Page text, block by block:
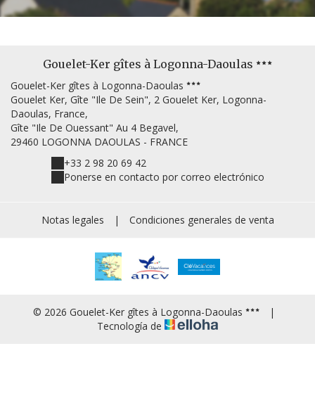
Gouelet-Ker gîtes à Logonna-Daoulas
Gouelet-Ker gîtes à Logonna-Daoulas
Gouelet Ker, Gîte "Ile De Sein", 2 Gouelet Ker, Logonna-
Daoulas, France,
Gîte "Ile De Ouessant" Au 4 Begavel,
29460 LOGONNA DAOULAS - FRANCE
+33 2 98 20 69 42
Ponerse en contacto por correo electrónico
Notas legales | Condiciones generales de venta
© 2026 Gouelet-Ker gîtes à Logonna-Daoulas
|
Tecnología de